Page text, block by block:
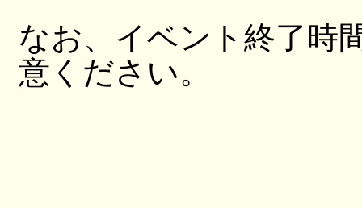
なお、イベント終了時
意ください。